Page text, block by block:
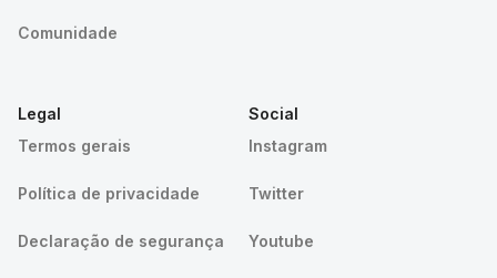
Comunidade
Legal
Termos gerais
Política de privacidade
Declaração de segurança
Social
Instagram
Twitter
Youtube